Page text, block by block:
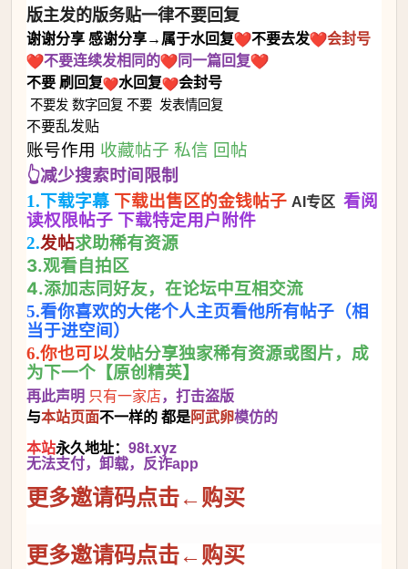
版主发的版务贴一律不要回复
谢谢分享 感谢分享→属于水回复 不要去发
会封号
不要连续发相同的
同一篇回复
不要 刷回复 水回复 会封号
不要发 数字回复 不要 发表情回复
不要乱发贴
账号作用 收藏帖子 私信 回帖
👆减少搜索时间限制
1.下载字幕 下载出售区的金钱帖子 AI专区 看阅
读权限帖子 下载特定用户附件
2.发帖求助稀有资源
3.观看自拍区
4.添加志同好友，在论坛中互相交流
5.看你喜欢的大佬个人主页看他所有帖子（相
当于进空间）
6.你也可以发帖分享独家稀有资源或图片，成
为下一个【原创精英】
再此声明 只有一家店，打击盗版
与本站页面不一样的 都是阿武卵模仿的
本站永久地址： 98t.xyz
无法支付，卸载，反诈app
更多邀请码点击←购买
更多邀请码点击←购买